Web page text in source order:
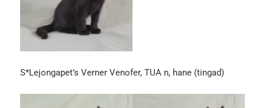
S*Lejongapet’s Verner Venofer, TUA n, hane (tingad)